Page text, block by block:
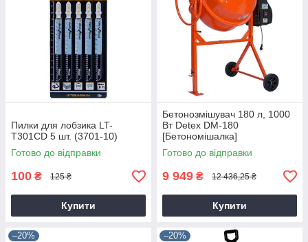
Пилки для лобзика LT-
T301CD 5 шт. (3701-10)
Готово до відправки
100 ₴ 125 ₴
Купити
Бетонозмішувач 180 л, 1000
Вт Detex DM-180
[Бетономішалка]
Готово до відправки
9 949 ₴ 12 436,25 ₴
Купити
–20% –20%